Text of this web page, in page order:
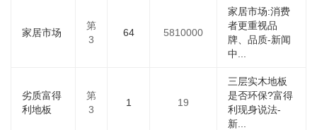
家居市场
第
3
64 5810000
家居市场:消费
者更重视品
牌、品质-新闻
中...
劣质富得
利地板
第
3
1 19
三层实木地板
是否环保?富得
利现身说法-
新...